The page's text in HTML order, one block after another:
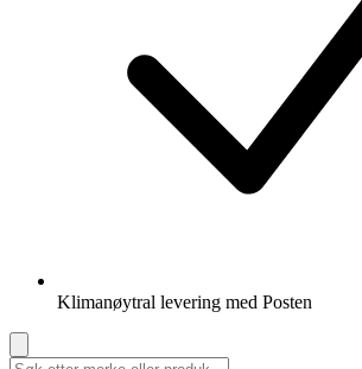
Klimanøytral levering med Posten